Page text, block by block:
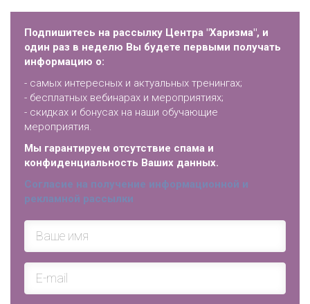
Подпишитесь на рассылку Центра "Харизма", и
один раз в неделю Вы будете первыми получать
информацию о:
- самых интересных и актуальных тренингах;
- бесплатных вебинарах и мероприятиях;
- скидках и бонусах на наши обучающие
мероприятия.
Мы гарантируем отсутствие спама и
конфиденциальность Ваших данных.
Согласие на получение информационной и
рекламной рассылки